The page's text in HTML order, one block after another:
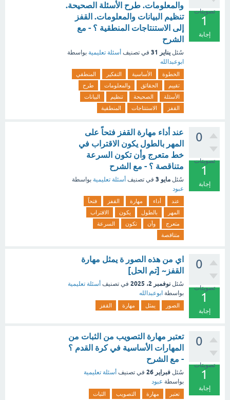
تصويتات
1
إجابة
والمعلومات. طرح الأسئلة الصحيحة.
تنظيم البيانات والمعلومات. القفز
إلى الاستنتاجات المنطقية ؟ - مع
الشرح
سُئل يناير 31 في تصنيف أسئلة تعليمية بواسطة
ابوعبدالله
الخطوة الأساسية التفكير
المنطقي
تقييم
الحقائق والمعلومات
طرح
الأسئلة
الصحيحة تنظيم
البيانات
القفز
الاستنتاجات المنطقية
0
تصويتات
1
إجابة
عند أداء مهارة القفز فتحاً على
المهر بالطول يكون الاقتراب في
خط متعرج وأن تكون السرعة
متناقصة ؟ - مع الشرح
سُئل مايو 3 في تصنيف أسئلة تعليمية بواسطة
عبود
عند أداء مهارة القفز
فتحاً
المهر
بالطول يكون
الاقتراب
متعرج
وأن تكون
السرعة
متناقصة
0
تصويتات
1
إجابة
اي من هذه الصور ة يمثل مهارة
القفز~ [تم الحل]
سُئل نوفمبر 2، 2025 في تصنيف أسئلة تعليمية
بواسطة ابوعبدالله
الصور يمثل مهارة القفز
0
تصويتات
1
إجابة
تعتبر مهارة التصويب من الثبات من
المهارات الأساسية في كرة القدم ؟
- مع الشرح
سُئل فبراير 26 في تصنيف أسئلة تعليمية
بواسطة عبود
تعتبر مهارة التصويب الثبات